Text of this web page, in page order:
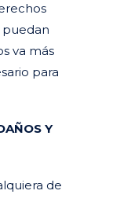
va más
para
Y
de